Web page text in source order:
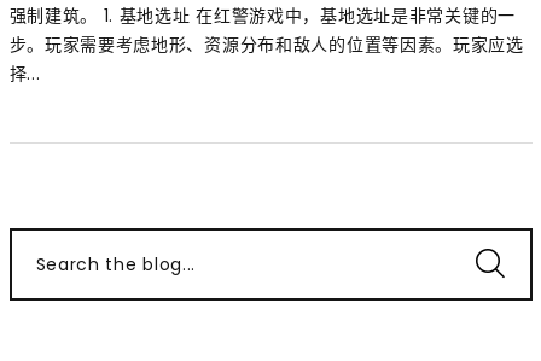
强制建筑。 1. 基地选址 在红警游戏中，基地选址是非常关键的一
步。玩家需要考虑地形、资源分布和敌人的位置等因素。玩家应选
择...
Search the blog...